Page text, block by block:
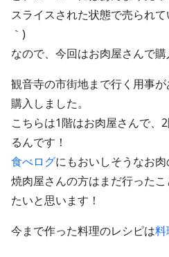
スライスされた状態で売られ
｀)
なので、今回はお肉屋さんで購
観音寺の市街地まで行く用事
購入しました。
こちらは1階はお肉屋さんで、
るんです！
食べログにもおいしそうなお肉
焼肉屋さんの方はまだ行った
たいと思います！
今まで作った料理のレシピは料